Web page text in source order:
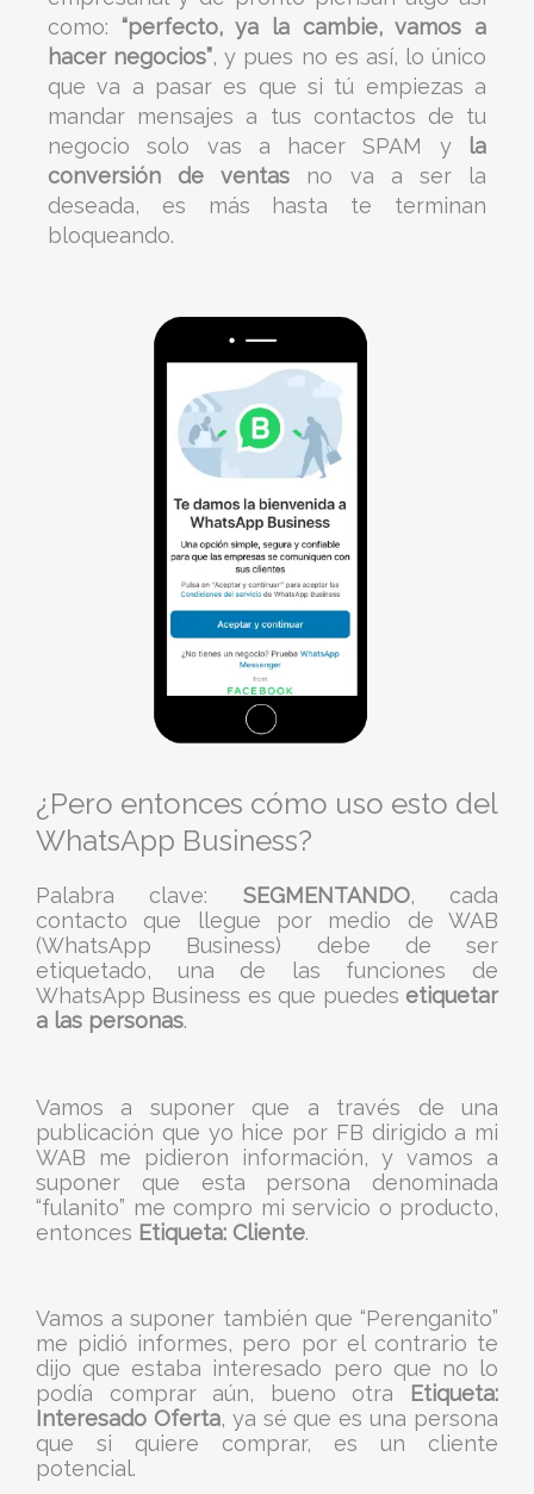
como: “perfecto, ya la cambie, vamos a
hacer negocios”, y pues no es así, lo único
que va a pasar es que si tú empiezas a
mandar mensajes a tus contactos de tu
negocio solo vas a hacer SPAM y la
conversión de ventas no va a ser la
deseada, es más hasta te terminan
bloqueando.
¿Pero entonces cómo uso esto del
WhatsApp Business?
Palabra clave: SEGMENTANDO, cada
contacto que llegue por medio de WAB
(WhatsApp Business) debe de ser
etiquetado, una de las funciones de
WhatsApp Business es que puedes etiquetar
a las personas.
Vamos a suponer que a través de una
publicación que yo hice por FB dirigido a mi
WAB me pidieron información, y vamos a
suponer que esta persona denominada
“fulanito” me compro mi servicio o producto,
entonces Etiqueta: Cliente.
Vamos a suponer también que “Perenganito”
me pidió informes, pero por el contrario te
dijo que estaba interesado pero que no lo
podía comprar aún, bueno otra Etiqueta:
Interesado Oferta, ya sé que es una persona
que si quiere comprar, es un cliente
potencial.